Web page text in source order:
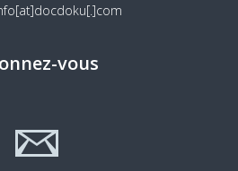
vous